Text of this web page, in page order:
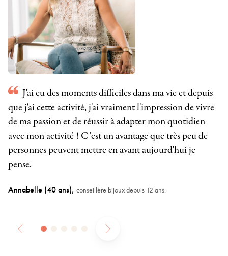
J'ai eu des moments difficiles dans ma vie et depuis
que j'ai cette activité, j'ai vraiment l'impression de vivre
de ma passion et de réussir à adapter mon quotidien
avec mon activité ! C’est un avantage que très peu de
personnes peuvent mettre en avant aujourd'hui je
pense.
Annabelle (40 ans), conseillère bijoux depuis 12 ans.